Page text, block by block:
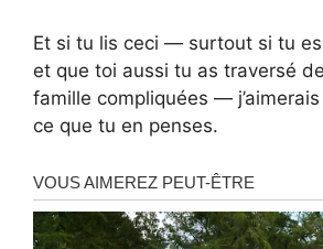
Et si tu lis ceci — surtout si tu
et que toi aussi tu as traversé
famille compliquées —
ce que tu en penses.